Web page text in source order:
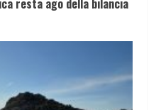
resta ago della bilancia